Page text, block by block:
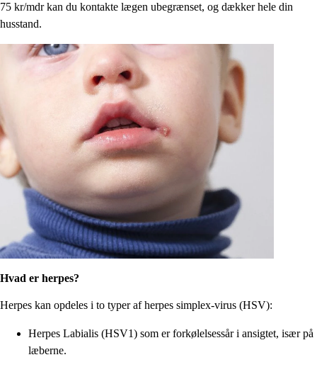
75 kr/mdr kan du kontakte lægen ubegrænset, og dækker hele din
husstand.
Hvad er herpes?
Herpes kan opdeles i to typer af herpes simplex-virus (HSV):
Herpes Labialis (HSV1) som er forkølelsessår i ansigtet, især på
læberne.